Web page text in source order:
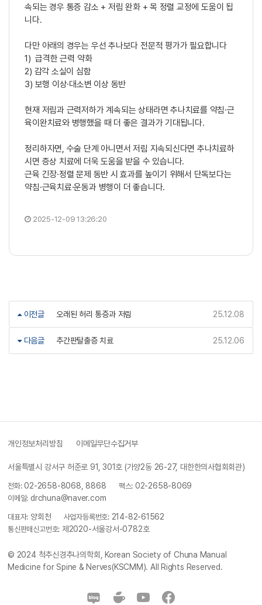
속되는 경우 통증 감소 + 저림 완화 + 목 정렬 교정에 도움이 됩
니다.
다만 아래의 경우는 우선 추나보다 전문적 평가가 필요합니다
1) 급격한 근력 약화
2) 감각 소실이 심함
3) 보행 이상·대소변 이상 동반
현재 저림과 근력저하가 계속되는 상태라면 추나치료를 약침·근
육이완치료와 병행했을 때 더 좋은 결과가 기대됩니다.
정리하자면, 수술 단계 아니면서 저림 지속되신다면 추나치료하
시면 증상 치료에 더욱 도움을 받을 수 있습니다.
근육 긴장·정렬 문제 동반 시 효과를 높이기 위해서 단독보다는
약침·근육치료·운동과 병행이 더 좋습니다.
2025-12-09 13:26:20
이전글 오래된 허리 통증과 저림 25.12.08
다음글 추간판탈출증 치료 25.12.06
개인정보처리방침 이메일무단수집거부
서울특별시 강서구 허준로 91, 301호 (가양2동 26-27, 대한한의사협회회관)
전화: 02-2658-8068, 8868 팩스: 02-2658-8069
이메일: drchuna@naver.com
대표자: 양회천 사업자등록번호:214-82-61562
통신판매신고번호: 제2020-서울강서-0782호
© 2024 척추신경추나의학회, Korean Society of Chuna Manual
Medicine for Spine & Nerves(KSCMM). All Rights Reserved.